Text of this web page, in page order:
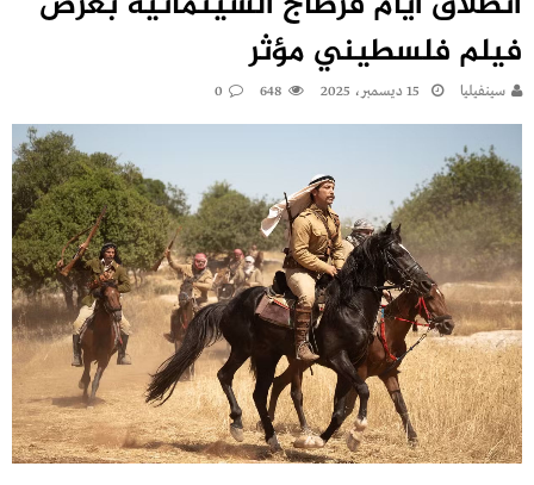
فيلم فلسطيني مؤثر
سينفيليا 15 ديسمبر، 2025 648
0